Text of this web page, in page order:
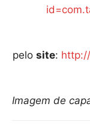
pelo site:
Imagem de